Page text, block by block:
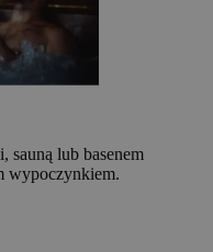
sauną lub basenem
wypoczynkiem.